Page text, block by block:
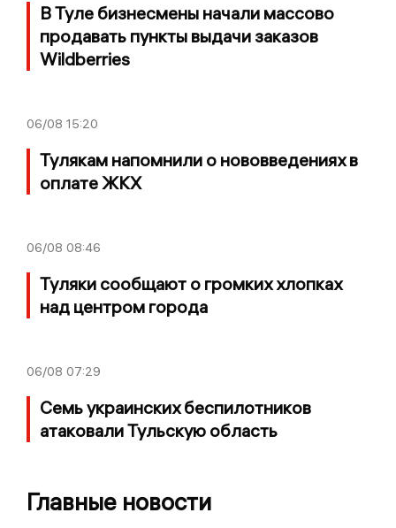
В Туле бизнесмены начали массово
продавать пункты выдачи заказов
Wildberries
06/08 15:20
Тулякам напомнили о нововведениях в
оплате ЖКХ
06/08 08:46
Туляки сообщают о громких хлопках
над центром города
06/08 07:29
Семь украинских беспилотников
атаковали Тульскую область
Главные новости